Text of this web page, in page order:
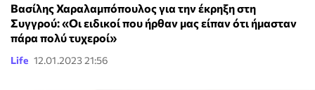
Βασίλης Χαραλαμπόπουλος για την έκρηξη στη
Συγγρού: «Οι ειδικοί που ήρθαν μας είπαν ότι ήμασταν
πάρα πολύ τυχεροί»
Life 12.01.2023 21:56